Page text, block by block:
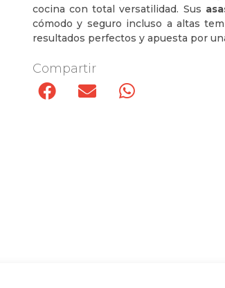
cocina con total versatilidad. Sus
cómodo y seguro incluso a altas
resultados perfectos y apuesta por
Compartir